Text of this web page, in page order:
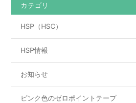
o
k
カテゴリ
HSP（HSC）
HSP情報
お知らせ
ピンク色のゼロポイントテープ